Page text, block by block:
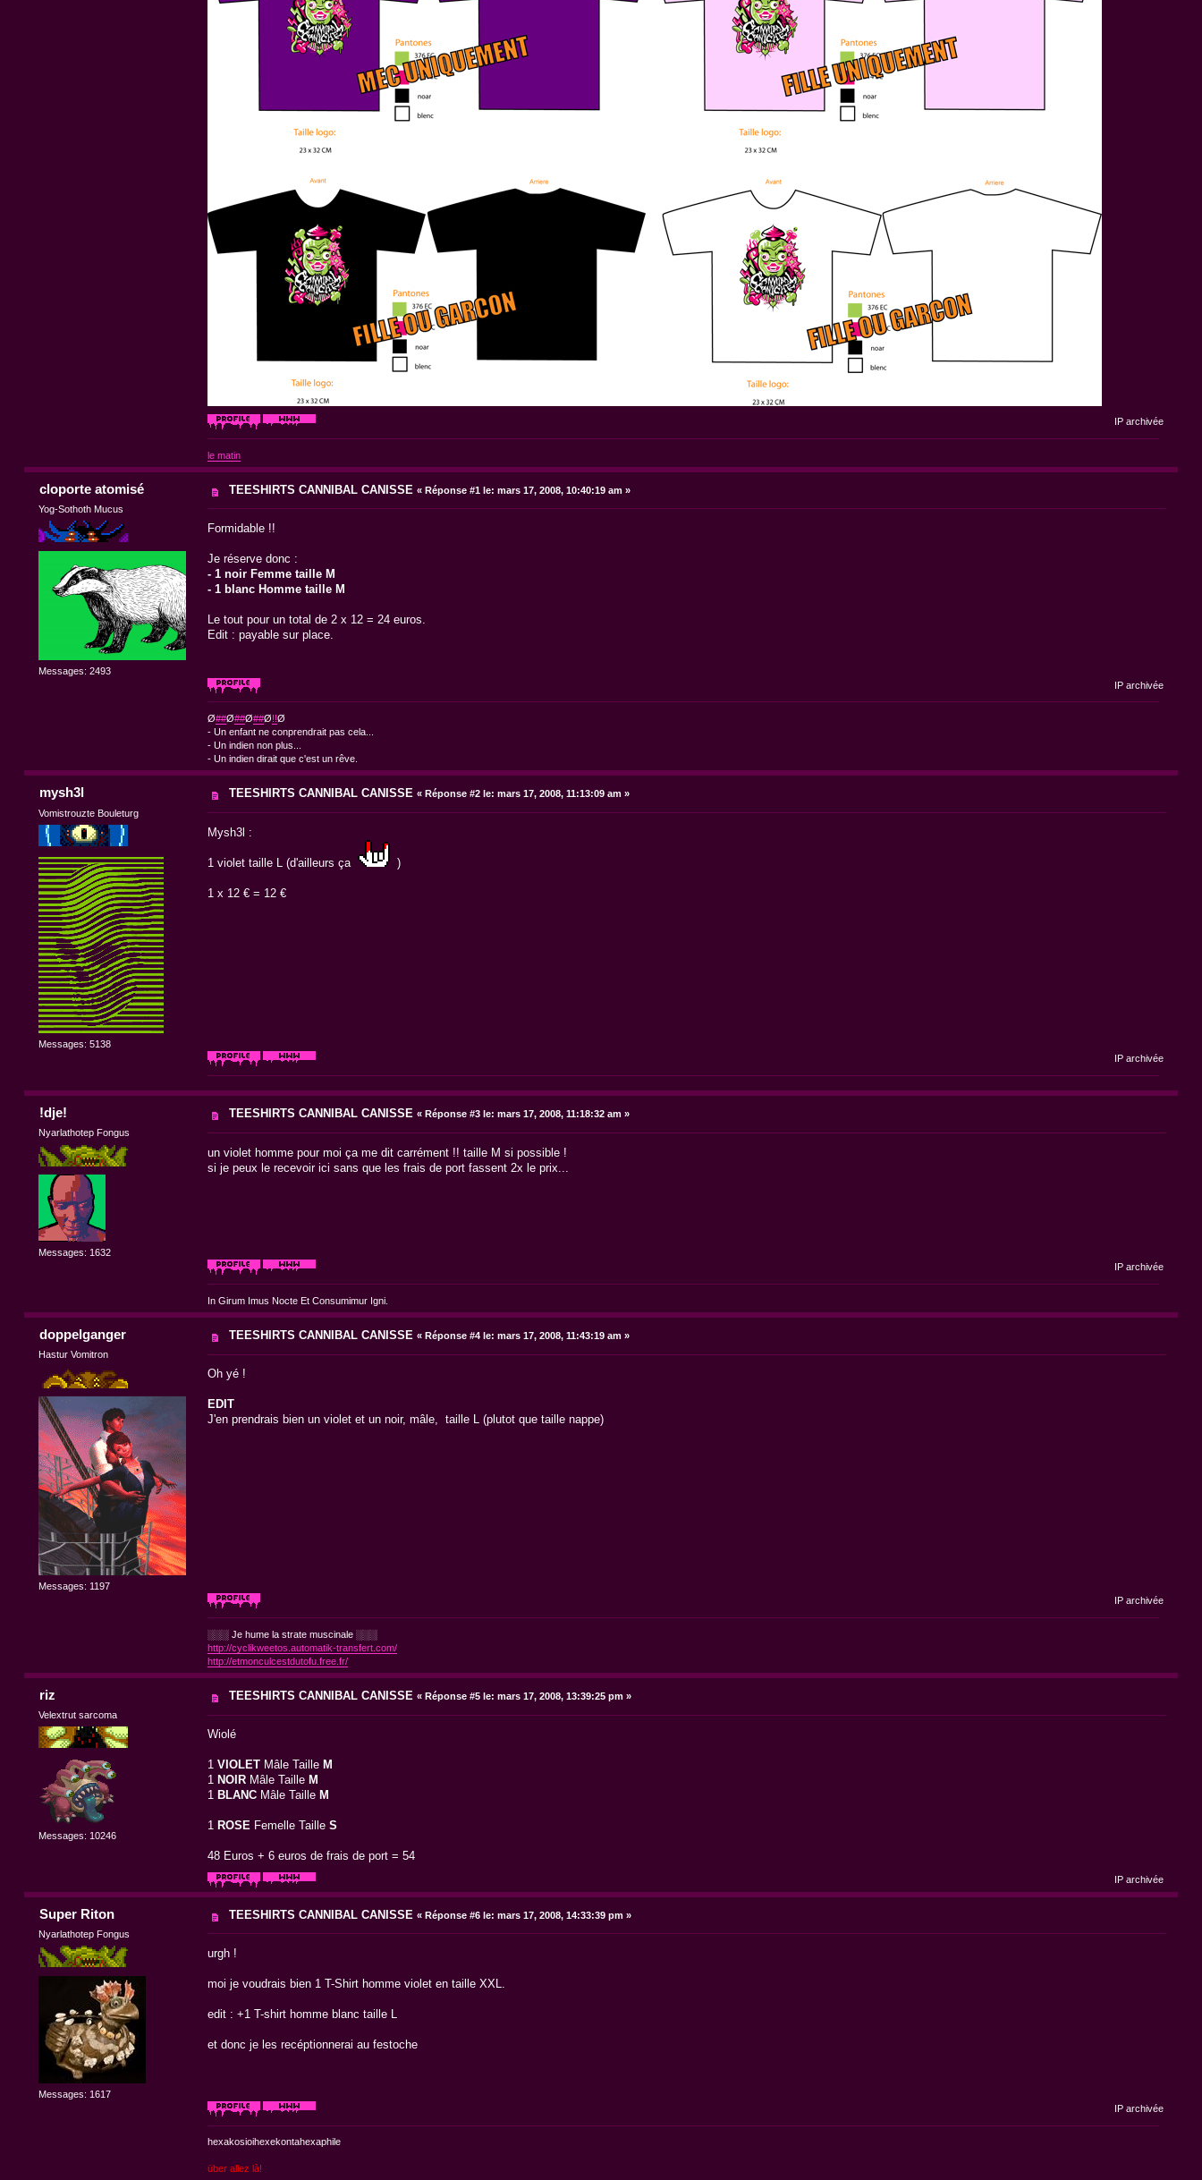
IP archivée
le matin
cloporte atomisé
Yog-Sothoth Mucus
Messages: 2493
TEESHIRTS CANNIBAL CANISSE « Réponse #1 le: mars 17, 2008, 10:40:19 am »
Formidable !!
Je réserve donc :
- 1 noir Femme taille M
- 1 blanc Homme taille M
Le tout pour un total de 2 x 12 = 24 euros.
Edit : payable sur place.
IP archivée
Ø##Ø##Ø##Ø!!Ø
- Un enfant ne conprendrait pas cela...
- Un indien non plus...
- Un indien dirait que c'est un rêve.
mysh3l
Vomistrouzte Bouleturg
Messages: 5138
TEESHIRTS CANNIBAL CANISSE « Réponse #2 le: mars 17, 2008, 11:13:09 am »
Mysh3l :
1 violet taille L (d'ailleurs ça )
1 x 12 € = 12 €
IP archivée
!dje!
Nyarlathotep Fongus
Messages: 1632
TEESHIRTS CANNIBAL CANISSE « Réponse #3 le: mars 17, 2008, 11:18:32 am »
un violet homme pour moi ça me dit carrément !! taille M si possible !
si je peux le recevoir ici sans que les frais de port fassent 2x le prix...
IP archivée
In Girum Imus Nocte Et Consumimur Igni.
doppelganger
Hastur Vomitron
Messages: 1197
TEESHIRTS CANNIBAL CANISSE « Réponse #4 le: mars 17, 2008, 11:43:19 am »
Oh yé !
EDIT
J'en prendrais bien un violet et un noir, mâle, taille L (plutot que taille nappe)
IP archivée
░░░ Je hume la strate muscinale ░░░
http://cyclikweetos.automatik-transfert.com/
http://etmonculcestdutofu.free.fr/
riz
Velextrut sarcoma
Messages: 10246
TEESHIRTS CANNIBAL CANISSE « Réponse #5 le: mars 17, 2008, 13:39:25 pm »
Wiolé
1 VIOLETMâle Taille M
1 NOIRMâle Taille M
1 BLANCMâle Taille M
1 ROSEFemelle Taille S
48 Euros + 6 euros de frais de port = 54
IP archivée
Super Riton
Nyarlathotep Fongus
Messages: 1617
TEESHIRTS CANNIBAL CANISSE « Réponse #6 le: mars 17, 2008, 14:33:39 pm »
urgh !
moi je voudrais bien 1 T-Shirt homme violet en taille XXL.
edit : +1 T-shirt homme blanc taille L
et donc je les recéptionnerai au festoche
IP archivée
hexakosioihexekontahexaphile
über allez là!